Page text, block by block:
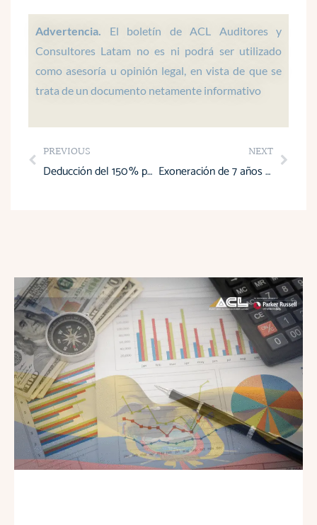
a
p
p
o
o
k
d
i
n
g
r
a
m
b
e
Advertencia.
El boletín de ACL Auditores y
Consultores Latam no es ni podrá ser utilizado
como asesoría u opinión legal, en vista de que se
trata de un documento netamente informativo
Prev
PREVIOUS
Deducción del 150 % por Patrocinio Cultural con simplificación y validación digital
NEXT
Exoneración de 7 años del Impuesto a la Renta y nuevo fondo para impulsar el turismo